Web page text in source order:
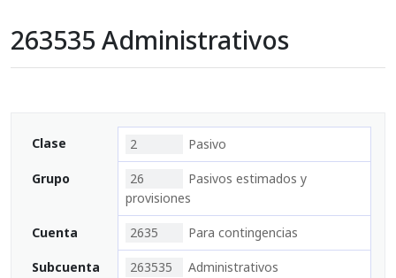
263535 Administrativos
Clase 2 Pasivo
Grupo 26
Pasivos estimados y
provisiones
Cuenta 2635 Para contingencias
Subcuenta 263535 Administrativos